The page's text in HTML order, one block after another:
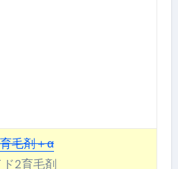
毛剤＋α
ド2育毛剤